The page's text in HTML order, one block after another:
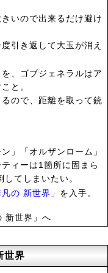
いので出来るだけ避け
引き返して大玉が消え
、ゴブジェネラルはア
と。
ので、距離を取って銃
」「オルザンローム」
ィーは1箇所に固まら
てしまいたい。
の 新世界」 を入手。
新世界」へ
世界